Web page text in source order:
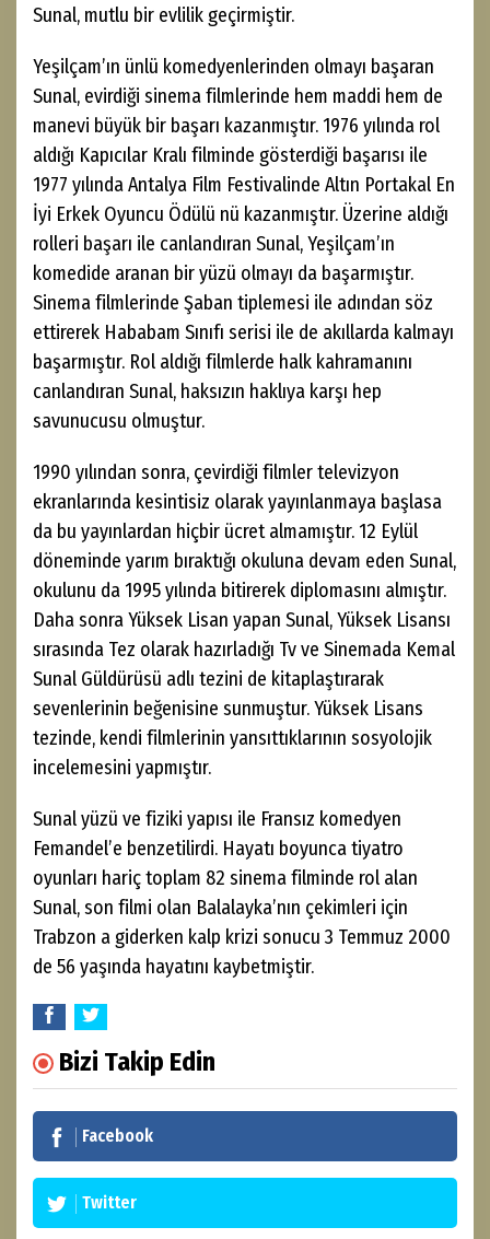
Sunal, mutlu bir evlilik geçirmiştir.
Yeşilçam’ın ünlü komedyenlerinden olmayı başaran
Sunal, evirdiği sinema filmlerinde hem maddi hem de
manevi büyük bir başarı kazanmıştır. 1976 yılında rol
aldığı Kapıcılar Kralı filminde gösterdiği başarısı ile
1977 yılında Antalya Film Festivalinde Altın Portakal En
İyi Erkek Oyuncu Ödülü nü kazanmıştır. Üzerine aldığı
rolleri başarı ile canlandıran Sunal, Yeşilçam’ın
komedide aranan bir yüzü olmayı da başarmıştır.
Sinema filmlerinde Şaban tiplemesi ile adından söz
ettirerek Hababam Sınıfı serisi ile de akıllarda kalmayı
başarmıştır. Rol aldığı filmlerde halk kahramanını
canlandıran Sunal, haksızın haklıya karşı hep
savunucusu olmuştur.
1990 yılından sonra, çevirdiği filmler televizyon
ekranlarında kesintisiz olarak yayınlanmaya başlasa
da bu yayınlardan hiçbir ücret almamıştır. 12 Eylül
döneminde yarım bıraktığı okuluna devam eden Sunal,
okulunu da 1995 yılında bitirerek diplomasını almıştır.
Daha sonra Yüksek Lisan yapan Sunal, Yüksek Lisansı
sırasında Tez olarak hazırladığı Tv ve Sinemada Kemal
Sunal Güldürüsü adlı tezini de kitaplaştırarak
sevenlerinin beğenisine sunmuştur. Yüksek Lisans
tezinde, kendi filmlerinin yansıttıklarının sosyolojik
incelemesini yapmıştır.
Sunal yüzü ve fiziki yapısı ile Fransız komedyen
Femandel’e benzetilirdi. Hayatı boyunca tiyatro
oyunları hariç toplam 82 sinema filminde rol alan
Sunal, son filmi olan Balalayka’nın çekimleri için
Trabzon a giderken kalp krizi sonucu 3 Temmuz 2000
de 56 yaşında hayatını kaybetmiştir.
Bizi Takip Edin
Facebook
Twitter